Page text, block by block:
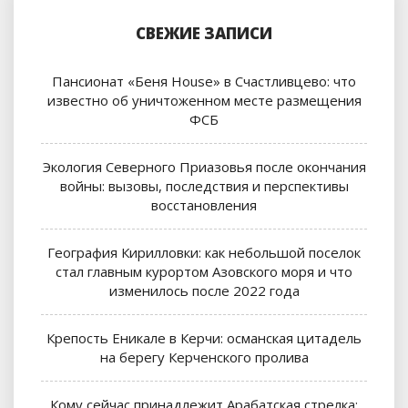
СВЕЖИЕ ЗАПИСИ
Пансионат «Беня House» в Счастливцево: что
известно об уничтоженном месте размещения
ФСБ
Экология Северного Приазовья после окончания
войны: вызовы, последствия и перспективы
восстановления
География Кирилловки: как небольшой поселок
стал главным курортом Азовского моря и что
изменилось после 2022 года
Крепость Еникале в Керчи: османская цитадель
на берегу Керченского пролива
Кому сейчас принадлежит Арабатская стрелка: